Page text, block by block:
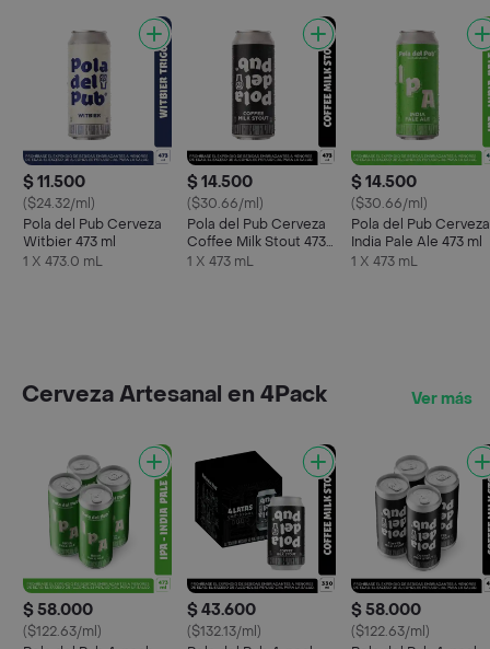
$ 11.500
($24.32/ml)
Pola del Pub Cerveza
Witbier 473 ml
1 X 473.0 mL
$ 14.500
($30.66/ml)
Pola del Pub Cerveza
Coffee Milk Stout 473
ml
1 X 473 mL
$ 14.500
($30.66/ml)
Pola del Pub Cerveza
India Pale Ale 473 ml
1 X 473 mL
Cerveza Artesanal en 4Pack Ver más
$ 58.000
($122.63/ml)
$ 43.600
($132.13/ml)
$ 58.000
($122.63/ml)